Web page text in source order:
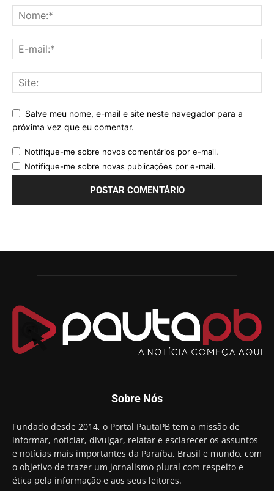
Salve meu nome, e-mail e site neste navegador para a
próxima vez que eu comentar.
Notifique-me sobre novos comentários por e-mail.
Notifique-me sobre novas publicações por e-mail.
Sobre Nós
Fundado desde 2014, o Portal PautaPB tem a missão de
informar, noticiar, divulgar, relatar e esclarecer os assuntos
e notícias mais importantes da Paraíba, Brasil e mundo, com
o objetivo de trazer um jornalismo plural com respeito e
ética pela informação e aos seus leitores.